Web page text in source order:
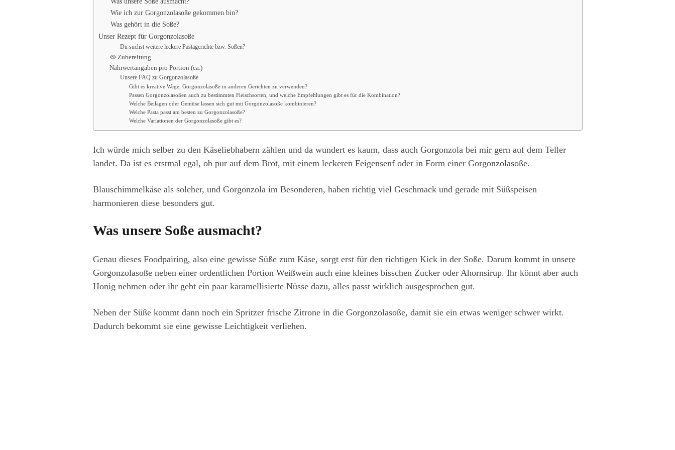
Wie ich zur Gorgonzolasoße gekommen bin?
Was gehört in die Soße?
Unser Rezept für Gorgonzolasoße
Du suchst weitere leckere Pastagerichte bzw. Soßen?
🥘 Zubereitung
Nährwertangaben pro Portion (ca.)
Unsere FAQ zu Gorgonzolasoße
Gibt es kreative Wege, Gorgonzolasoße in anderen Gerichten zu verwenden?
Passen Gorgonzolasoßen auch zu bestimmten Fleischsorten, und welche Empfehlungen gibt es für die Kombination?
Welche Beilagen oder Gemüse lassen sich gut mit Gorgonzolasoße kombinieren?
Welche Pasta passt am besten zu Gorgonzolasoße?
Welche Variationen der Gorgonzolasoße gibt es?
Ich würde mich selber zu den Käseliebhabern zählen und da wundert es kaum, dass auch Gorgonzola bei mir gern auf dem Teller
landet. Da ist es erstmal egal, ob pur auf dem Brot, mit einem leckeren Feigensenf oder in Form einer Gorgonzolasoße.
Blauschimmelkäse als solcher, und Gorgonzola im Besonderen, haben richtig viel Geschmack und gerade mit Süßspeisen
harmonieren diese besonders gut.
Was unsere Soße ausmacht?
Genau dieses Foodpairing, also eine gewisse Süße zum Käse, sorgt erst für den richtigen Kick in der Soße. Darum kommt in unsere
Gorgonzolasoße neben einer ordentlichen Portion Weißwein auch eine kleines bisschen Zucker oder Ahornsirup. Ihr könnt aber auch
Honig nehmen oder ihr gebt ein paar karamellisierte Nüsse dazu, alles passt wirklich ausgesprochen gut.
Neben der Süße kommt dann noch ein Spritzer frische Zitrone in die Gorgonzolasoße, damit sie ein etwas weniger schwer wirkt.
Dadurch bekommt sie eine gewisse Leichtigkeit verliehen.